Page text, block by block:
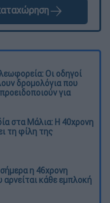
Οι οδηγοί
δρομολόγια που
για
στα Μάλια: Η 40χρονη
τη φίλη της
η 46χρονη
κάθε εμπλοκή